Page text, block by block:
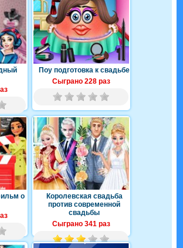
Поу подготовка к свадьбе
Сыграно 228 раз
о
Королевская свадьба
против современной
свадьбы
Сыграно 341 раз